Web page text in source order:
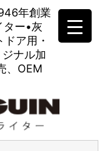
年創業
ター•灰
ア用・
ナル加
、OEM